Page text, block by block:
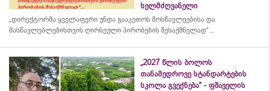
ხელმძღვანელი
„დირექტორმა ყველაფერი უნდა გააკეთოს მოსწავლეებისა და
მასწავლებლებისთვის ღირსეული პირობების შესაქმნელად“...
„2027 წლის ბოლოს
თანამედროვე სტანდარტების
სკოლა გვექნება“ - ფშაველის